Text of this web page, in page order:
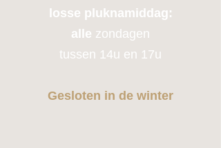
losse pluknamiddag:
alle zondagen
tussen 14u en 17u
Gesloten in de winter